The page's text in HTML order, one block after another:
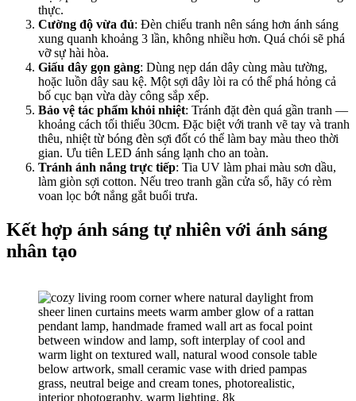
thực.
Cường độ vừa đủ: Đèn chiếu tranh nên sáng hơn ánh sáng
xung quanh khoảng 3 lần, không nhiều hơn. Quá chói sẽ phá
vỡ sự hài hòa.
Giấu dây gọn gàng: Dùng nẹp dán dây cùng màu tường,
hoặc luồn dây sau kệ. Một sợi dây lòi ra có thể phá hỏng cả
bố cục bạn vừa dày công sắp xếp.
Bảo vệ tác phẩm khỏi nhiệt: Tránh đặt đèn quá gần tranh —
khoảng cách tối thiểu 30cm. Đặc biệt với tranh vẽ tay và tranh
thêu, nhiệt từ bóng đèn sợi đốt có thể làm bay màu theo thời
gian. Ưu tiên LED ánh sáng lạnh cho an toàn.
Tránh ánh nắng trực tiếp: Tia UV làm phai màu sơn dầu,
làm giòn sợi cotton. Nếu treo tranh gần cửa sổ, hãy có rèm
voan lọc bớt nắng gắt buổi trưa.
Kết hợp ánh sáng tự nhiên với ánh sáng
nhân tạo